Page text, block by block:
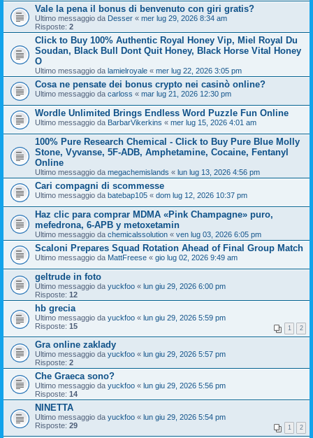
Vale la pena il bonus di benvenuto con giri gratis?
Ultimo messaggio da Desser « mer lug 29, 2026 8:34 am
Risposte: 2
Click to Buy 100% Authentic Royal Honey Vip, Miel Royal Du
Soudan, Black Bull Dont Quit Honey, Black Horse Vital Honey
O
Ultimo messaggio da lamielroyale « mer lug 22, 2026 3:05 pm
Cosa ne pensate dei bonus crypto nei casinò online?
Ultimo messaggio da carloss « mar lug 21, 2026 12:30 pm
Wordle Unlimited Brings Endless Word Puzzle Fun Online
Ultimo messaggio da BarbarVikerkins « mer lug 15, 2026 4:01 am
100% Pure Research Chemical - Click to Buy Pure Blue Molly
Stone, Vyvanse, 5F-ADB, Amphetamine, Cocaine, Fentanyl
Online
Ultimo messaggio da megachemislands « lun lug 13, 2026 4:56 pm
Cari compagni di scommesse
Ultimo messaggio da batebap105 « dom lug 12, 2026 10:37 pm
Haz clic para comprar MDMA «Pink Champagne» puro,
mefedrona, 6-APB y metoxetamin
Ultimo messaggio da chemicalssolution « ven lug 03, 2026 6:05 pm
Scaloni Prepares Squad Rotation Ahead of Final Group Match
Ultimo messaggio da MattFreese « gio lug 02, 2026 9:49 am
geltrude in foto
Ultimo messaggio da yuckfoo « lun giu 29, 2026 6:00 pm
Risposte: 12
hb grecia
Ultimo messaggio da yuckfoo « lun giu 29, 2026 5:59 pm
Risposte: 15 1 2
Gra online zaklady
Ultimo messaggio da yuckfoo « lun giu 29, 2026 5:57 pm
Risposte: 2
Che Graeca sono?
Ultimo messaggio da yuckfoo « lun giu 29, 2026 5:56 pm
Risposte: 14
NINETTA
Ultimo messaggio da yuckfoo « lun giu 29, 2026 5:54 pm
Risposte: 29 1 2